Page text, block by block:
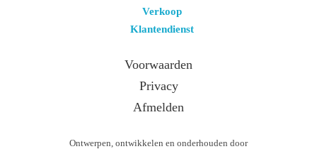
Verkoop
Klantendienst
Voorwaarden
Privacy
Afmelden
Ontwerpen, ontwikkelen en onderhouden door